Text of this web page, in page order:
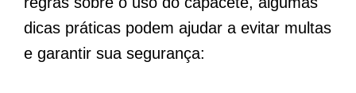
dicas práticas podem ajudar a evitar multas
e garantir sua segurança: